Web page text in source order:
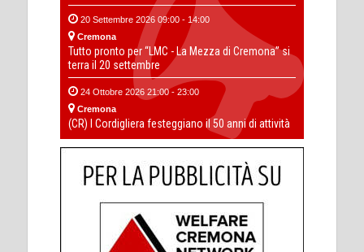
20 Settembre 2026 09:00 - 14:00
Cremona
Tutto pronto per “LMC - La Mezza di Cremona” si
terra il 20 settembre
24 Ottobre 2026 21:00 - 23:00
Cremona
(CR) I Cordigliera festeggiano il 50 anni di attività